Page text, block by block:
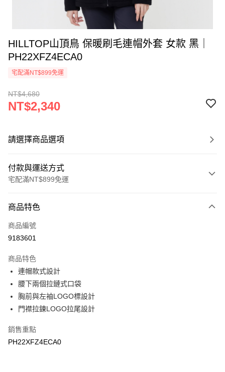
HILLTOP山頂鳥 保暖刷毛連帽外套 女款 黑｜
PH22XFZ4ECA0
宅配滿NT$899免運
NT$4,680
NT$2,340
請選擇商品選項
付款與運送方式
宅配滿NT$899免運
信用卡一次付款
LINE Pay
悠遊付
Google Pay
運送方式
宅配
每筆NT$90，滿NT$899(含以上)免運費
商品特色
商品編號
9183601
商品特色
連帽款式設計
腰下兩個拉鏈式口袋
胸前與左袖LOGO標設計
門襟拉鍊LOGO拉尾設計
銷售重點
PH22XFZ4ECA0